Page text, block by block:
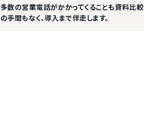
多数の営業電話がかかってくることも資料比較
の手間もなく、導入まで伴走します。